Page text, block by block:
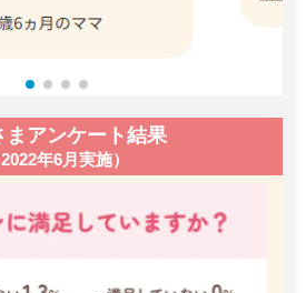
まアンケート結果
2022年6月実施）